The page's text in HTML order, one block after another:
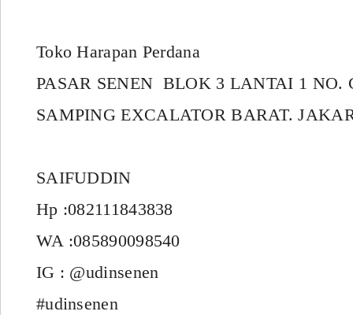
Toko Harapan Perdana
PASAR SENEN BLOK 3 LANTAI 1 NO.
SAMPING EXCALATOR BARAT.
SAIFUDDIN
Hp :082111843838
WA :085890098540
IG : @udinsenen
#udinsenen